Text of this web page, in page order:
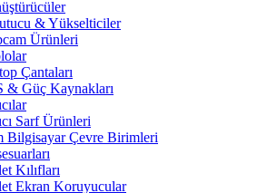
& Yükselticiler
Ürünleri
Çantaları
& Güç Kaynakları
Sarf Ürünleri
Bilgisayar Çevre Birimleri
Kılıfları
Ekran Koruyucular